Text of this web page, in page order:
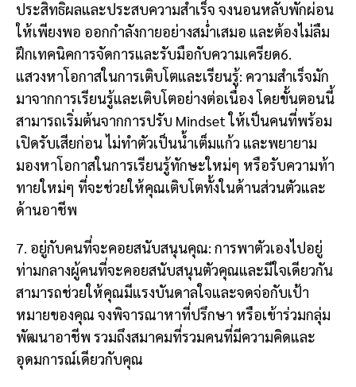
ประสิทธิผลและประสบความสำเร็จ จงนอนหลับพักผ่อน
ให้เพียงพอ ออกกำลังกายอย่างสม่ำเสมอ และต้องไม่ลืม
ฝึกเทคนิคการจัดการและรับมือกับความเครียด6.
แสวงหาโอกาสในการเติบโตและเรียนรู้: ความสำเร็จมัก
มาจากการเรียนรู้และเติบโตอย่างต่อเนื่อง โดยขั้นตอนนี้
สามารถเริ่มต้นจากการปรับ Mindset ให้เป็นคนที่พร้อม
เปิดรับเสียก่อน ไม่ทำตัวเป็นน้ำเต็มแก้ว และพยายาม
มองหาโอกาสในการเรียนรู้ทักษะใหม่ๆ หรือรับความท้า
ทายใหม่ๆ ที่จะช่วยให้คุณเติบโตทั้งในด้านส่วนตัวและ
ด้านอาชีพ
7. อยู่กับคนที่จะคอยสนับสนุนคุณ: การพาตัวเองไปอยู่
ท่ามกลางผู้คนที่จะคอยสนับสนุนตัวคุณและมีใจเดียวกัน
สามารถช่วยให้คุณมีแรงบันดาลใจและจดจ่อกับเป้า
หมายของคุณ จงพิจารณาหาที่ปรึกษา หรือเข้าร่วมกลุ่ม
พัฒนาอาชีพ รวมถึงสมาคมที่รวมคนที่มีความคิดและ
อุดมการณ์เดียวกับคุณ